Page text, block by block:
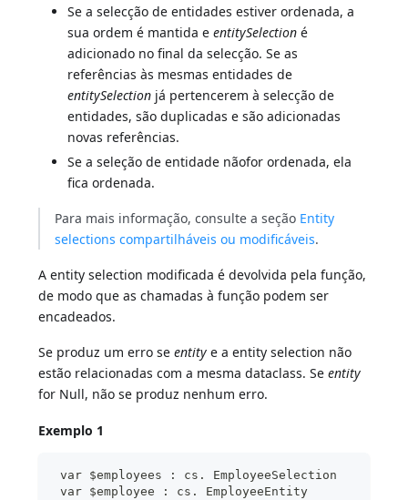
Se a selecção de entidades estiver ordenada, a
sua ordem é mantida eentitySelection é
adicionado no final da selecção. Se as
referências às mesmas entidades de
entitySelection já pertencerem à selecção de
entidades, são duplicadas e são adicionadas
novas referências.
Se a seleção de entidade nãofor ordenada, ela
fica ordenada.
Para mais informação, consulte a seção Entity
selections compartilháveis ou modificáveis.
A entity selection modificada é devolvida pela função,
de modo que as chamadas à função podem ser
encadeados.
Se produz um erro seentity e a entity selection não
estão relacionadas com a mesma dataclass. Seentity
for Null, não se produz nenhum erro.
Exemplo 1
var $employees : cs. EmployeeSelection
var $employee : cs. EmployeeEntity